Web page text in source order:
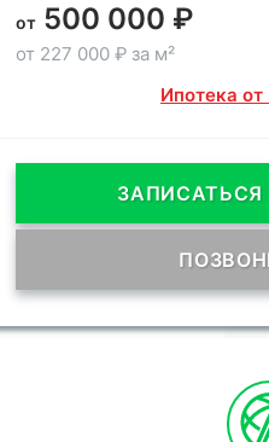
от 500 000 ₽
от 227 000 ₽ за м²
Ипотека